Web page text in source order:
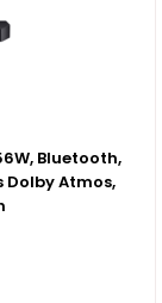
Bluetooth,
Dolby Atmos,